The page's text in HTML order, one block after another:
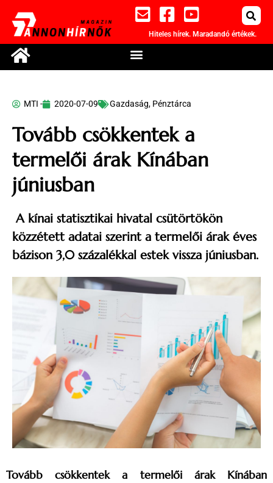
Hiteles hírek. Maradandó értékek.
MTI - 2020-07-09 Gazdaság, Pénztárca
Tovább csökkentek a
termelői árak Kínában
júniusban
A kínai statisztikai hivatal csütörtökön
közzétett adatai szerint a termelői árak éves
bázison 3,0 százalékkal estek vissza júniusban.
Tovább csökkentek a termelői árak Kínában